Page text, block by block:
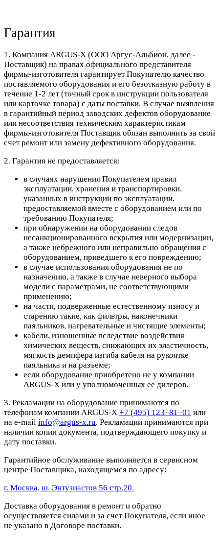
Гарантия
1. Компания ARGUS-X (ООО Аргус-Альбион, далее -
Поставщик) на правах официального представителя
фирмы-изготовителя гарантирует Покупателю качество
поставляемого оборудования и его безотказную работу в
течение 1-2 лет (точный срок в инструкции пользователя
или карточке товара) с даты поставки. В случае выявления
в гарантийный период заводских дефектов оборудование
или несоответствия техническим характеристикам
фирмы-изготовителя Поставщик обязан выполнить за свой
счет ремонт или замену дефективного оборудования.
2. Гарантия не предоставляется:
в случаях нарушения Покупателем правил
эксплуатации, хранения и транспортировки,
указанных в инструкции по эксплуатации,
предоставляемой вместе с оборудованием или по
требованию Покупателя;
при обнаружении на оборудовании следов
несанкционированного вскрытия или модернизации,
а также небрежного или неправильно обращения с
оборудованием, приведшего к его повреждению;
в случае использования оборудования не по
назначению, а также в случае неверного выбора
модели с параметрами, не соответствующими
применению;
на части, подверженные естественному износу и
старению такие, как фильтры, наконечники
паяльников, нагревательные и чистящие элементы;
кабели, изношенные вследствие воздействия
химических веществ, снижающих их эластичность,
мягкость демпфера изгиба кабеля на рукоятке
паяльника и на разъеме;
если оборудование приобретено не у компании
ARGUS-X или у уполномоченных ее дилеров.
3. Рекламации на оборудование принимаются по
телефонам компании ARGUS-X +7 (495) 123–81–01 или
на e-mail info@argus-x.ru. Рекламации принимаются при
наличии копии документа, подтверждающего покупку и
дату поставки.
Гарантийное обслуживание выполняется в сервисном
центре Поставщика, находящемся по адресу:
г. Москва, ш. Энтузиастов 56 стр.20.
Доставка оборудования в ремонт и обратно
осуществляется силами и за счет Покупателя, если иное
не указано в Договоре поставки.